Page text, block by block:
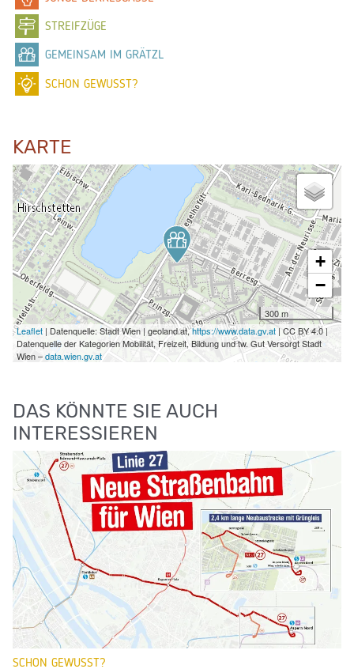
STREIFZÜGE
GEMEINSAM IM GRÄTZL
SCHON GEWUSST?
KARTE
+
−
300 m
Leaflet | Datenquelle: Stadt Wien | geoland.at,https://www.data.gv.at | CC BY 4.0 |
Datenquelle der Kategorien Mobilität, Freizeit, Bildung und tw. Gut Versorgt Stadt
Wien –data.wien.gv.at
DAS KÖNNTE SIE AUCH
INTERESSIEREN
SCHON GEWUSST?